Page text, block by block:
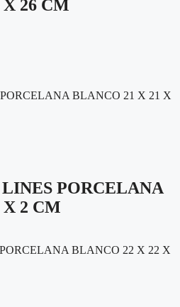
26 CM
PORCELANA
2 CM